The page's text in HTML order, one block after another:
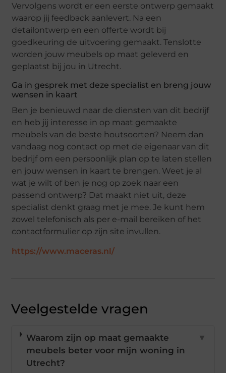
Vervolgens wordt er een eerste ontwerp gemaakt
waarop jij feedback aanlevert. Na een
detailontwerp en een offerte wordt bij
goedkeuring de uitvoering gemaakt. Tenslotte
worden jouw meubels op maat geleverd en
geplaatst bij jou in Utrecht.
Ga in gesprek met deze specialist en breng jouw
wensen in kaart
Ben je benieuwd naar de diensten van dit bedrijf
en heb jij interesse in op maat gemaakte
meubels van de beste houtsoorten? Neem dan
vandaag nog contact op met de eigenaar van dit
bedrijf om een persoonlijk plan op te laten stellen
en jouw wensen in kaart te brengen. Weet je al
wat je wilt of ben je nog op zoek naar een
passend ontwerp? Dat maakt niet uit, deze
specialist denkt graag met je mee. Je kunt hem
zowel telefonisch als per e-mail bereiken of het
contactformulier op zijn site invullen.
https://www.maceras.nl/
Veelgestelde vragen
Waarom zijn op maat gemaakte
meubels beter voor mijn woning in
Utrecht?
▼